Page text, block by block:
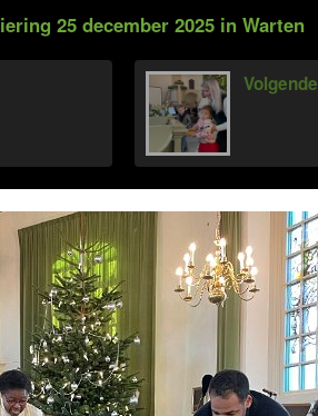
25 december 2025 in Warten
Volgende